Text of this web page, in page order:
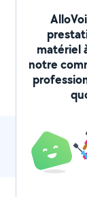
matériel
notre